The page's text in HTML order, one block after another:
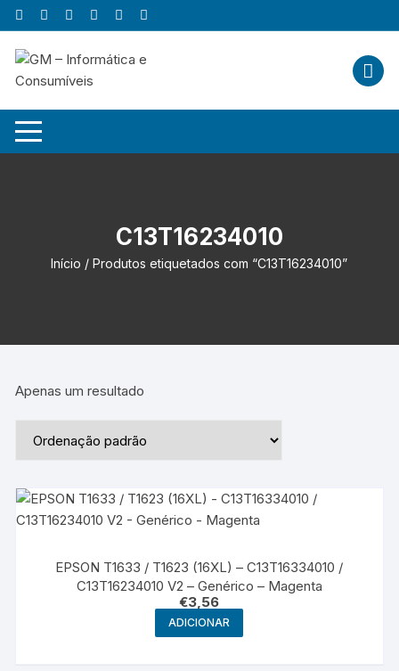
Skip
to
content
C13T16234010
Início / Produtos etiquetados com “C13T16234010”
Apenas um resultado
EPSON T1633 / T1623 (16XL) – C13T16334010 /
C13T16234010 V2 – Genérico – Magenta
€3,56
ADICIONAR